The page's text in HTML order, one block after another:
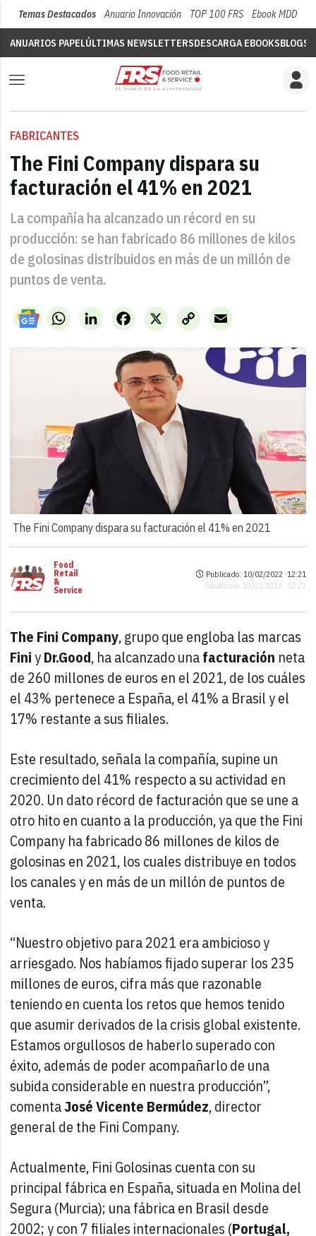
Temas Destacados Anuario Innovación TOP 100 FRS Ebook MDD
ANUARIOS PAPELÚLTIMAS NEWSLETTERSDESCARGA EBOOKSBLOGS
FABRICANTES
The Fini Company dispara su
facturación el 41% en 2021
La compañía ha alcanzado un récord en su
producción: se han fabricado 86 millones de kilos
de golosinas distribuidos en más de un millón de
puntos de venta.
WhatsAppLinkedIn X
Facebook
Copy
Link
Email
The Fini Company dispara su facturación el 41% en 2021
Food
Retail
&
Service
Publicado: 10/02/2022 ·12:21
Actualizado: 10/02/2022 · 12:21
The Fini Company, grupo que engloba las marcas
FiniyDr.Good, ha alcanzado unafacturación neta
de 260 millones de euros en el 2021, de los cuáles
el 43% pertenece a España, el 41% a Brasil y el
17% restante a sus filiales.
Este resultado, señala la compañía, supine un
crecimiento del 41% respecto a su actividad en
2020. Un dato récord de facturación que se une a
otro hito en cuanto a la producción, ya que the Fini
Company ha fabricado 86 millones de kilos de
golosinas en 2021, los cuales distribuye en todos
los canales y en más de un millón de puntos de
venta.
“Nuestro objetivo para 2021 era ambicioso y
arriesgado. Nos habíamos fijado superar los 235
millones de euros, cifra más que razonable
teniendo en cuenta los retos que hemos tenido
que asumir derivados de la crisis global existente.
Estamos orgullosos de haberlo superado con
éxito, además de poder acompañarlo de una
subida considerable en nuestra producción”,
comentaJosé Vicente Bermúdez, director
general de the Fini Company.
Actualmente, Fini Golosinas cuenta con su
principal fábrica en España, situada en Molina del
Segura (Murcia); una fábrica en Brasil desde
2002; y con 7 filiales internacionales (Portugal,